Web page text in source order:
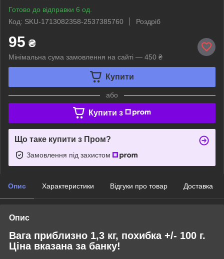
Готово до відправки 6 од.
Код: SKU-1713082358-2537385760
Роздріб
95 ₴
Мінімальна сума замовлення на сайті — 450 ₴
Купити
або
Купити з
Що таке купити з Пром?
Замовлення під захистом
Опис Характеристики Відгуки про товар Доставка
Опис
Вага приблизно 1,3 кг, похибка +/- 100 г.
Ціна вказана за банку!